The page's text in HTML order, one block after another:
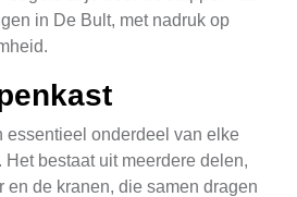
in De Bult, met nadruk op
essentieel onderdeel van elke
bestaat uit meerdere delen,
en de kranen, die samen dragen